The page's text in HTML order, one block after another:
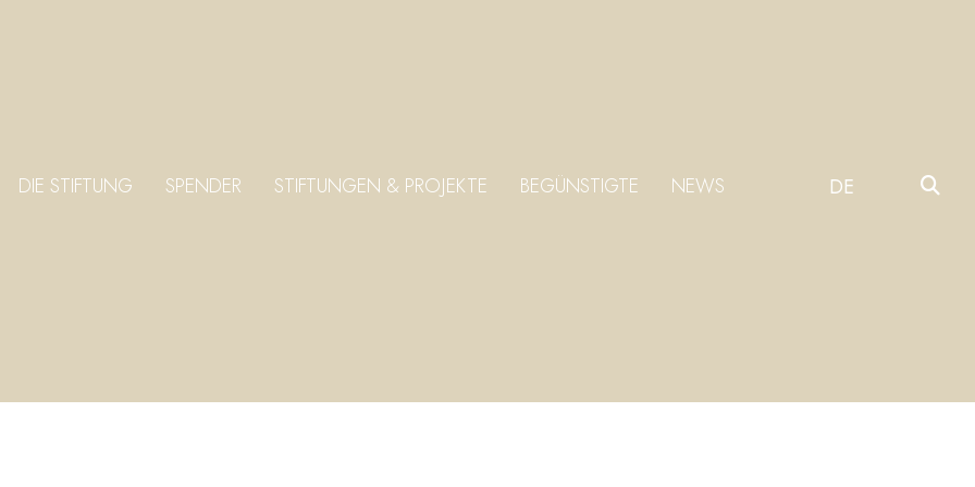
DIE STIFTUNG SPENDER STIFTUNGEN & PROJEKTE BEGÜNSTIGTE NEWS DE